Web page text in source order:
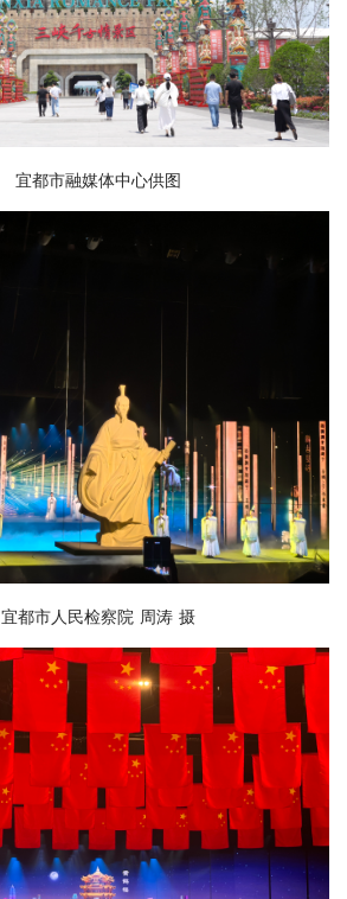
宜都市融媒体中心供图
宜都市人民检察院 周涛 摄